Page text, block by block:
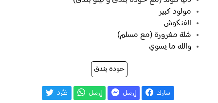
مولود كبير
الفنكوش
شلة مغرورة (مع مسلم)
والله ما يسوي
حودة بندق
شارك إرسل إرسل غـّرد